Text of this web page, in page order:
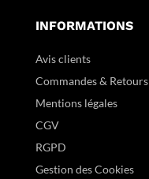
INFORMATIONS
Avis clients
Commandes & Retours
Mentions légales
CGV
RGPD
Gestion des Cookies